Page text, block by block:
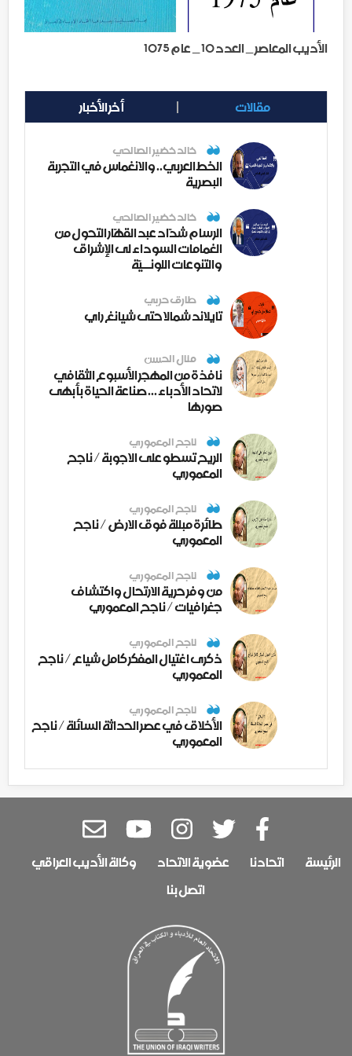
الأديب المعاصر _ العدد 10 _ عام 1075
مقالات أخر الأخبار
خالد خضير الصالحي
الخط العربي.. والانغماس في التجربة
البصرية
خالد خضير الصالحي
الرسام شدّاد عبد القهّار التحول من
الغمامات السوداء لى الإشراق
والتنوعات اللونــيّة
طارق حربي
تايلاند شمالا حتى شيانغ راي
منال الحسن
نافذة من المهجر الأسبوع الثقافي
لاتحاد الأدباء ... صناعة الحياة بأبهى
صورها
ناجح المعموري
الريح تسطو على الاجوبة / ناجح
المعموري
ناجح المعموري
طائرة مبللة فوق الارض / ناجح
المعموري
ناجح المعموري
من وفر حرية الارتحال واكتشاف
جغرافيات / ناجح المعموري
ناجح المعموري
ذكرى اغتيال المفكر كامل شياع / ناجح
المعموري
ناجح المعموري
الأخلاق في عصر الحداثة السائلة / ناجح
المعموري
الرئيسة اتحادنا عضوية الاتحاد
وكالة الأديب العراقي
اتصل بنا